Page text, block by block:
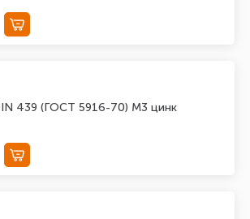
439 (ГОСТ 5916-70) М3 цинк